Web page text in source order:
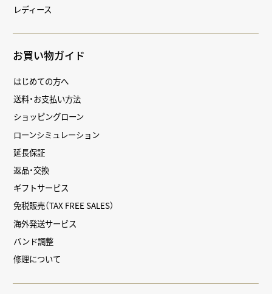
レディース
お買い物ガイド
はじめての方へ
送料・お支払い方法
ショッピングローン
ローンシミュレーション
延長保証
返品・交換
ギフトサービス
免税販売（TAX FREE SALES）
海外発送サービス
バンド調整
修理について